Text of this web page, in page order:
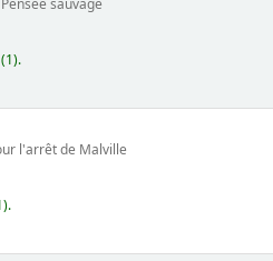
sauvage
l'arrêt de Malville